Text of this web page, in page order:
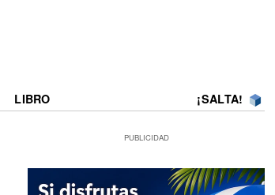
LIBRO ¡SALTA!
PUBLICIDAD